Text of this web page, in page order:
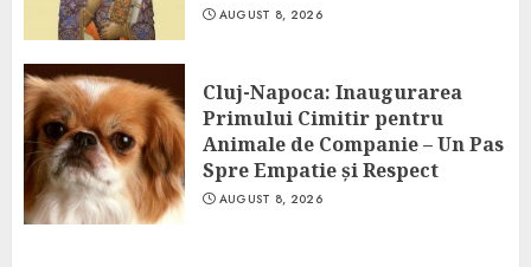
AUGUST 8, 2026
Cluj-Napoca: Inaugurarea
Primului Cimitir pentru
Animale de Companie – Un Pas
Spre Empatie și Respect
AUGUST 8, 2026